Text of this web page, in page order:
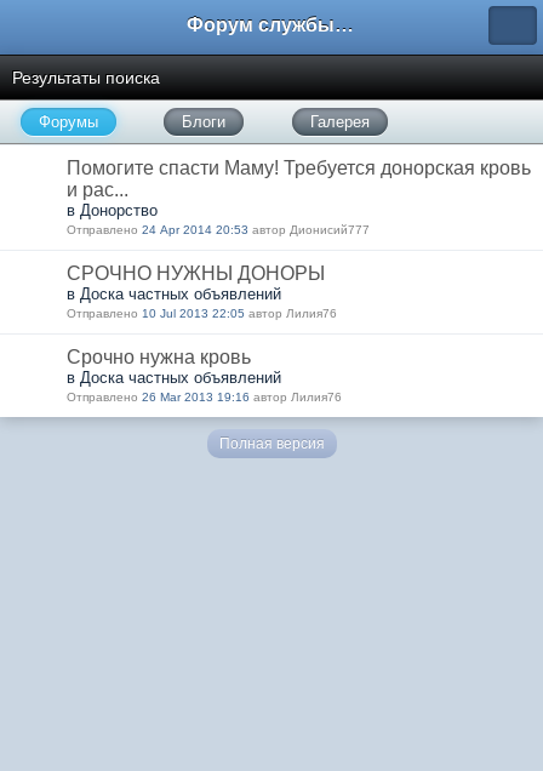
Форум службы добровольцев «Милосердие»
Результаты поиска
Форумы Блоги Галерея
Помогите спасти Маму! Требуется донорская кровь
и рас...
в Донорство
Отправлено 24 Apr 2014 20:53 автор Дионисий777
СРОЧНО НУЖНЫ ДОНОРЫ
в Доска частных объявлений
Отправлено 10 Jul 2013 22:05 автор Лилия76
Срочно нужна кровь
в Доска частных объявлений
Отправлено 26 Mar 2013 19:16 автор Лилия76
Полная версия